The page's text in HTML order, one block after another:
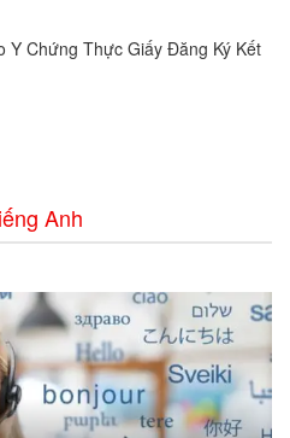
Y Chứng Thực Giấy Đăng Ký Kết
Anh